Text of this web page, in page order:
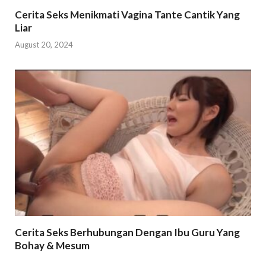
Cerita Seks Menikmati Vagina Tante Cantik Yang
Liar
August 20, 2024
Cerita Seks Berhubungan Dengan Ibu Guru Yang
Bohay & Mesum